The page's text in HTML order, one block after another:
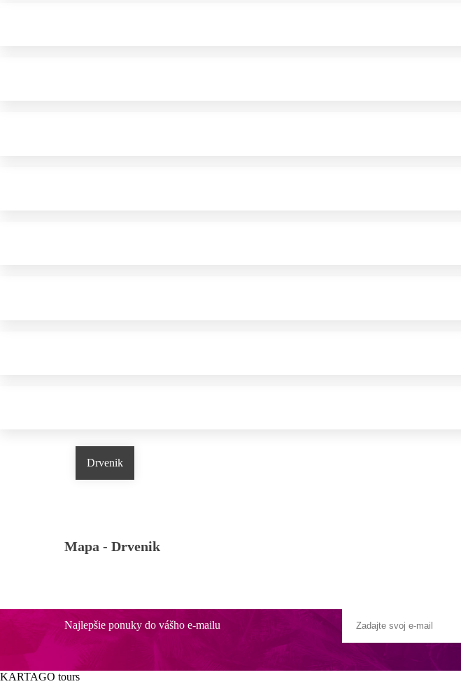
Drvenik
Mapa - Drvenik
Najlepšie ponuky do vášho e-mailu
KARTAGO tours